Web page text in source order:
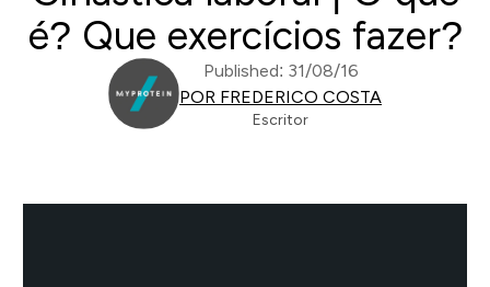
é? Que exercícios fazer?
Published: 31/08/16
POR FREDERICO COSTA
Escritor